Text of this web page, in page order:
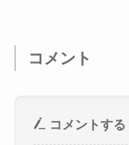
コメント
コメントする